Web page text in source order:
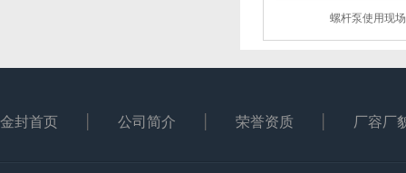
螺杆泵使用现场
金封首页 公司简介 荣誉资质 厂容厂